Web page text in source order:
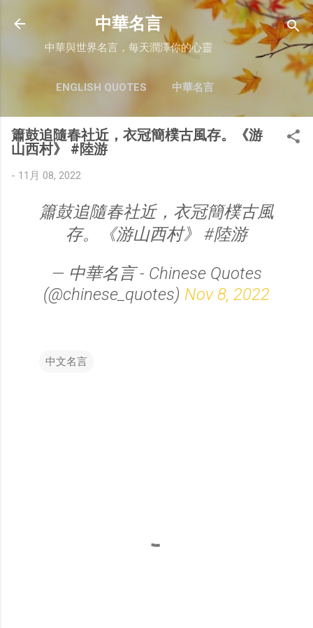
跳至主要內容
中華名言
中華與世界名言，每天潤澤你的心靈
ENGLISH QUOTES 中華名言
簫鼓追隨春社近，衣冠簡樸古風存。《游
山西村》 #陸游
- 11月 08, 2022
簫鼓追隨春社近，衣冠簡樸古風
存。《游山西村》 #陸游
— 中華名言 - Chinese Quotes
(@chinese_quotes) Nov 8, 2022
中文名言